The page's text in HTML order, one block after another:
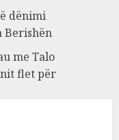
dënimi
Berishën
me Talo
flet për